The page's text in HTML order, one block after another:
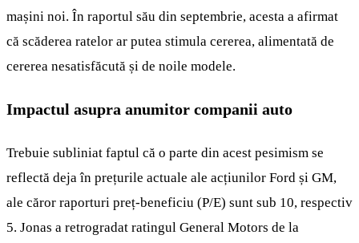
mașini noi. În raportul său din septembrie, acesta a afirmat
că scăderea ratelor ar putea stimula cererea, alimentată de
cererea nesatisfăcută și de noile modele.
Impactul asupra anumitor companii auto
Trebuie subliniat faptul că o parte din acest pesimism se
reflectă deja în prețurile actuale ale acțiunilor Ford și GM,
ale căror raporturi preț-beneficiu (P/E) sunt sub 10, respectiv
5. Jonas a retrogradat ratingul General Motors de la